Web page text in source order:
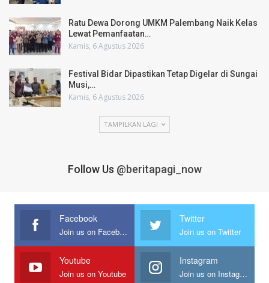
Ratu Dewa Dorong UMKM Palembang Naik Kelas
Lewat Pemanfaatan…
Kamis, 6 Agustus 2026
Festival Bidar Dipastikan Tetap Digelar di Sungai
Musi,…
Kamis, 6 Agustus 2026
TAMPILKAN LAGI
Follow Us @beritapagi_now
Facebook
Join us on Facebook
Twitter
Join us on Twitter
Youtube
Join us on Youtube
Instagram
Join us on Instagram